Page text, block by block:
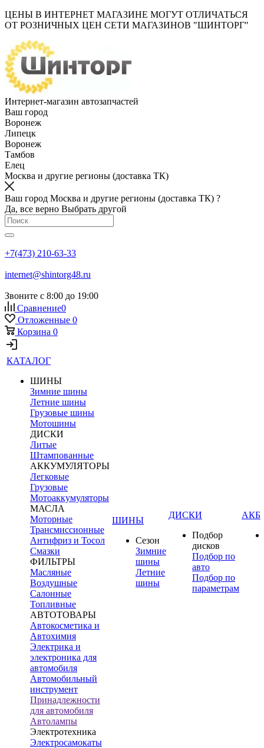
ЦЕНЫ В ИНТЕРНЕТ МАГАЗИНЕ МОГУТ ОТЛИЧАТЬСЯ
ОТ РОЗНИЧНЫХ ЦЕН СЕТИ МАГАЗИНОВ "ШИНТОРГ"
Интернет-магазин автозапчастей
Ваш город
Воронеж
Липецк
Воронеж
Тамбов
Елец
Москва и другие регионы (доставка ТК)
Ваш город Москва и другие регионы (доставка ТК) ?
Да, все верно Выбрать другой
+7(473) 210-63-33
internet@shintorg48.ru
Звоните с 8:00 до 19:00
Сравнение0
Отложенные 0
Корзина 0
КАТАЛОГ
ШИНЫ
Зимние шины
Летние шины
Грузовые шины
Мотошины
ДИСКИ
Литые
Штампованные
АККУМУЛЯТОРЫ
Легковые
Грузовые
Мотоаккумуляторы
МАСЛА
Моторные
Трансмиссионные
Антифриз и Тосол
Смазки
ФИЛЬТРЫ
Масляные
Воздушные
Салонные
Топливные
АВТОТОВАРЫ
Автокосметика и
Автохимия
Электрика и
электроника для
автомобиля
Автомобильный
инструмент
Принадлежности
для автомобиля
Автолампы
Электротехника
Электросамокаты
ШИНЫ
Сезон
Зимние
шины
Летние
шины
ДИСКИ
Подбор
дисков
Подбор по
авто
Подбор по
параметрам
АКБ